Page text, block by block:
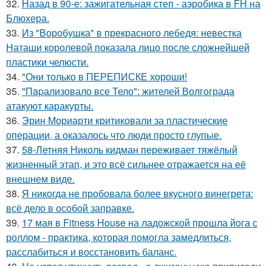
32. Назад в 90-е: зажигательная степ - аэробика в FH на
Блюхера.
33. Из "Воробушка" в прекрасного лебедя: невестка
Наташи королевой показала лицо после сложнейшей
пластики челюсти.
34. "Они только в ПЕРЕПИСКЕ хороши!
35. "Пapализовало все Тело": жителей Волгограда
атакуют каракурты.
36. Эрин Мориарти критиковали за пластические
операции, а оказалось что люди просто глупые.
37. 58-Летняя Николь кидман переживает тяжёлый
жизненный этап, и это всё сильнее отражается на её
внешнем виде.
38. Я никогда не пробовала более вкусного винегрета:
всё дело в особой заправке.
39. 17 мая в Fitness House на ладожской прошла йога с
роллом - практика, которая помогла замедлиться,
расслабиться и восстановить баланс.